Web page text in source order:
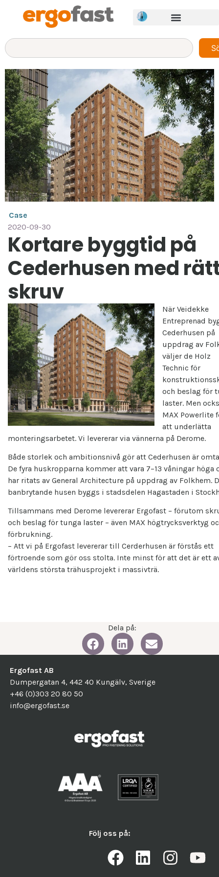
Case
2020-09-30
Kortare byggtid på
Cederhusen med
skruv
När Veidekke
Entreprenad
Cederhusen på
uppdrag av
väljer de Holz
Technic för
och beslag för
laster. Men
MAX Powerlite
att underlätta
monteringsarbetet. Vi levererar via vännerna på Derome.
Både storlek och ambitionsnivå gör att Cederhusen är
De fyra huskropparna kommer att vara 7–13 våningar höga
har ritats av General Architecture på uppdrag av Folkhem.
banbrytande husen byggs i stadsdelen Hagastaden i
Tillsammans med Derome levererar Ergofast – förutom
och beslag för tunga laster – även MAX högtrycksverktyg
förbrukning.
– Att vi på Ergofast levererar till Cerderhusen är förstås ett
förtroende som gör oss stolta. Inte minst för att det är ett
världens största trähusprojekt i massivträ.
Dela på:
Ergofast AB
Dumpergatan 4, 442 40 Kungälv, Sverige
+46 (0)303 20 80 50
info@ergofast.se
Följ oss på: